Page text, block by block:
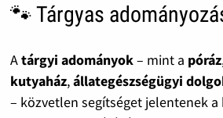
🐾 Tárgyas
Atárgyi adományok– mint a póráz
kutyaház,állategészségügyi
– közvetlen segítséget jelentenek